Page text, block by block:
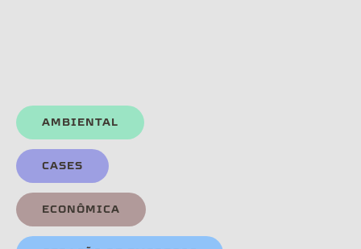
AMBIENTAL
CASES
ECONÔMICA